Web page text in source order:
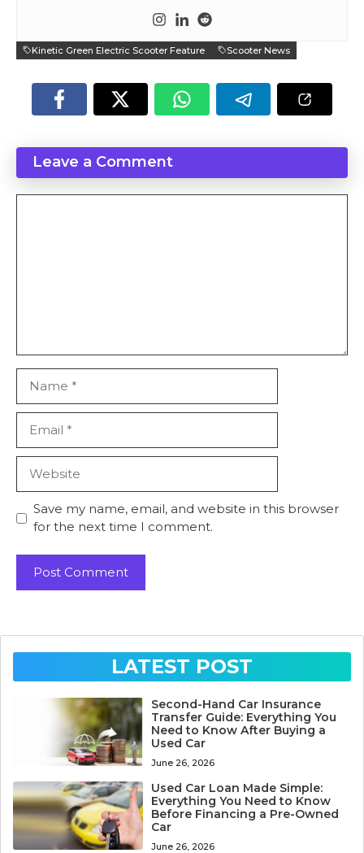
Kinetic Green Electric Scooter Feature Scooter News
Leave a Comment
Save my name, email, and website in this browser
for the next time I comment.
LATEST POST
Second-Hand Car Insurance
Transfer Guide: Everything You
Need to Know After Buying a
Used Car
June 26, 2026
Used Car Loan Made Simple:
Everything You Need to Know
Before Financing a Pre-Owned
Car
June 26, 2026